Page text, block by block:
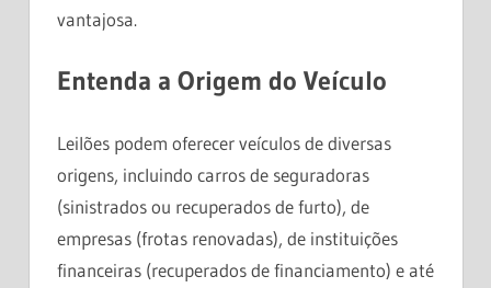
vantajosa.
Entenda a Origem do Veículo
Leilões podem oferecer veículos de diversas
origens, incluindo carros de seguradoras
(sinistrados ou recuperados de furto), de
empresas (frotas renovadas), de instituições
financeiras (recuperados de financiamento) e até